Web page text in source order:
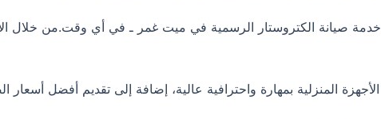
صيانة الكتروستار الرسمية في ميت غمر ـ في أي وقت.من خلال